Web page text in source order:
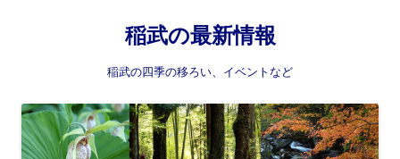
稲武の最新情報
稲武の四季の移ろい、イベントなど